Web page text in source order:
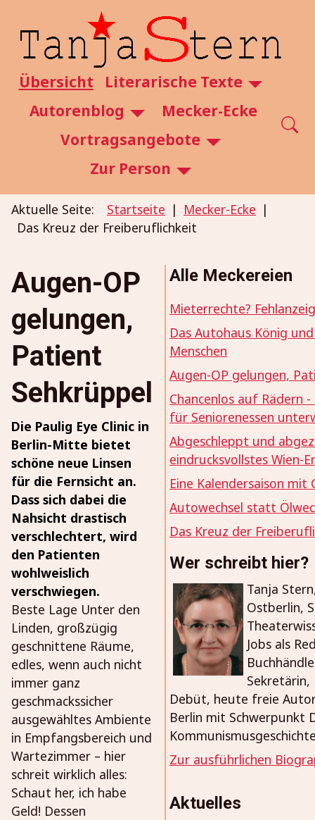
SKIP TO MAIN CONTENT
Übersicht
Literarische Texte
Autorenblog
Mecker-Ecke
Vortragsangebote
Zur Person
Aktuelle Seite: Startseite
Mecker-Ecke
Das Kreuz der Freiberuflichkeit
Augen-OP
gelungen,
Patient
Sehkrüppel
Die Paulig Eye Clinic in
Berlin-Mitte bietet
schöne neue Linsen
für die Fernsicht an.
Dass sich dabei die
Nahsicht drastisch
verschlechtert, wird
den Patienten
wohlweislich
verschwiegen.
Beste Lage Unter den
Linden, großzügig
geschnittene Räume,
edles, wenn auch nicht
immer ganz
geschmackssicher
ausgewähltes Ambiente
in Empfangsbereich und
Wartezimmer – hier
schreit wirklich alles:
Schaut her, ich habe
Geld! Dessen
Alle Meckereien
Mieterrechte?
Das Autohaus König
Menschen
Augen-OP gelungen,
Chancenlos auf Rädern
für Seniorenessen
Abgeschleppt und
eindrucksvollstes Wien-
Eine Kalendersaison mit
Autowechsel statt
Das Kreuz der
Wer schreibt hier?
Tanja
Ostberlin,
Jobs als
Sekretärin,
Debüt, heute freie
Berlin mit Schwerpunkt
Zur ausführlichen
Aktuelles